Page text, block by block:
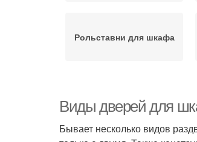
Рольставни для шкафа
Виды дверей для
Бывает несколько видов